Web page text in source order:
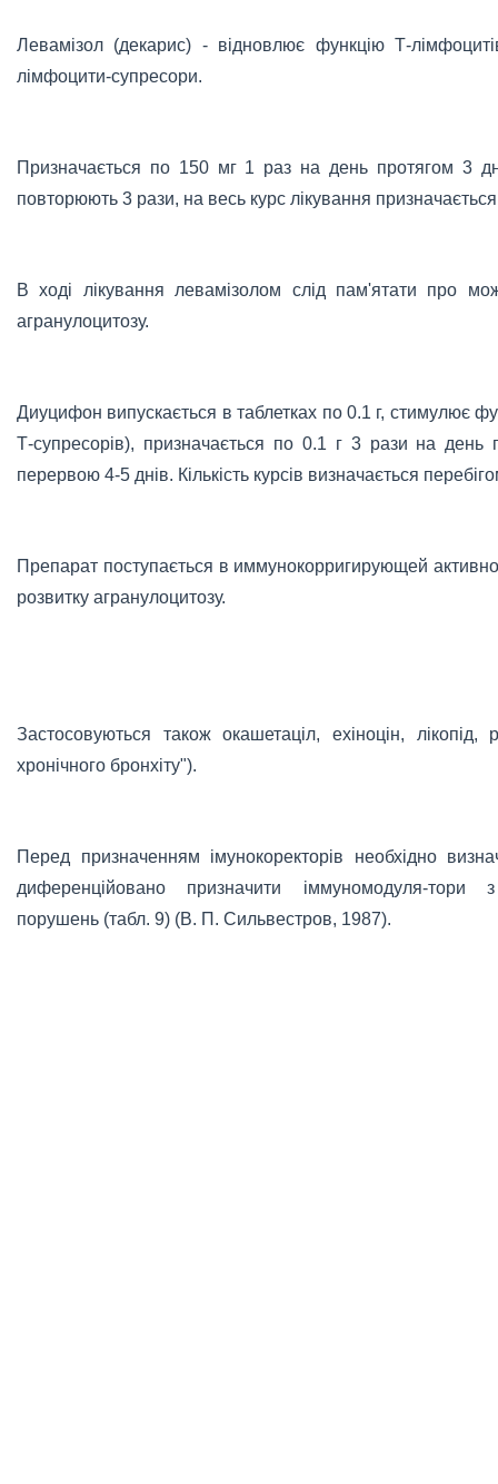
Левамізол (декарис) - відновлює функцію Т-
лімфоцити-супресори.
Призначається по 150 мг 1 раз на день протягом 3
повторюють 3 рази, на весь курс лікування
В ході лікування левамізолом слід пам'ятати про
агранулоцитозу.
Диуцифон випускається в таблетках по 0.1 г, стимулює
Т-супресорів), призначається по 0.1 г 3 рази на день
перервою 4-5 днів. Кількість курсів визначається
Препарат поступається в иммунокорригирующей
розвитку агранулоцитозу.
Застосовуються також окашетаціл, ехіноцін,
хронічного бронхіту").
Перед призначенням імунокоректорів необхідно
диференційовано призначити іммуномодуля-тори
порушень (табл. 9) (В. П. Сильвестров, 1987).